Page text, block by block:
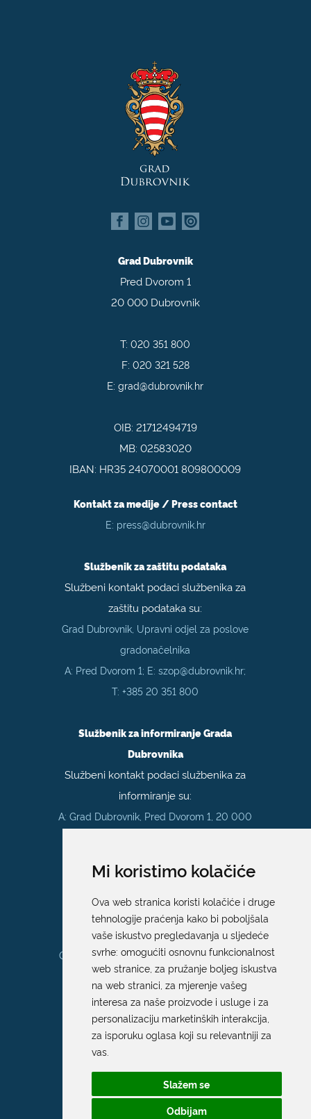
Mi koristimo kolačiće
Ova web stranica koristi kolačiće i druge
tehnologije praćenja kako bi poboljšala
vaše iskustvo pregledavanja u sljedeće
svrhe: omogućiti osnovnu funkcionalnost
web stranice, za pružanje boljeg iskustva
na web stranici za mjerenje vašeg
interesa za naše proizvode i usluge i za
personalizaciju marketinških interakcija
za isporuku oglasa koji su relevantniji za
vas.
Slažem se
Odbijam
Grad Dubrovnik
Pred Dvorom 1
20 000 Dubrovnik
T:020 351 800
F: 020 321 528
E:grad@dubrovnik.hr
OIB: 21712494719
MB: 02583020
IBAN: HR35 24070001 809800009
Kontakt za medije / Press contact
E: press@dubrovnik.hr
Službenik za zaštitu podataka
Službeni kontakt podaci službenika za
zaštitu podataka su:
Grad Dubrovnik, Upravni odjel za poslove
gradonačelnika
A: Pred Dvorom 1; E: szop@dubrovnik.hr;
T:+385 20 351 800
Službenik za informiranje Grada
Dubrovnika
Službeni kontakt podaci službenika za
informiranje su:
A: Grad Dubrovnik, Pred Dvorom 1, 20 000
Ured 205; rad sa strankama za sva
upravna tijela Grada Dubrovnika
Gundulićeva poljana 10, 20000 Dubrovnik
Radno vrijeme sa strankama:
Ponedjeljak – Petak; 9.00 – 12.00 sati
T:+385 20 351 879
Poveznice
Arhiva|Arhiva - natječaji